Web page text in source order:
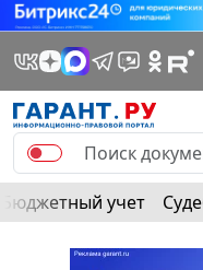
Бюджетный учет